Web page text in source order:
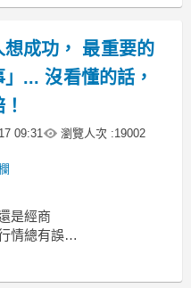
靜的時候？
想成功， 最重要的
... 沒看懂的話，
09:31 瀏覽人次 :19002
是經商
情總有誤解
市場的腳步